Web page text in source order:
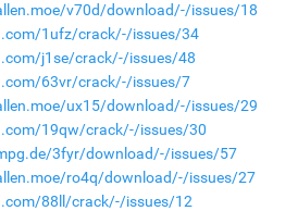
v70d/download/-/issues/18
1ufz/crack/-/issues/34
j1se/crack/-/issues/48
63vr/crack/-/issues/7
ux15/download/-/issues/29
19qw/crack/-/issues/30
3fyr/download/-/issues/57
ro4q/download/-/issues/27
88ll/crack/-/issues/12